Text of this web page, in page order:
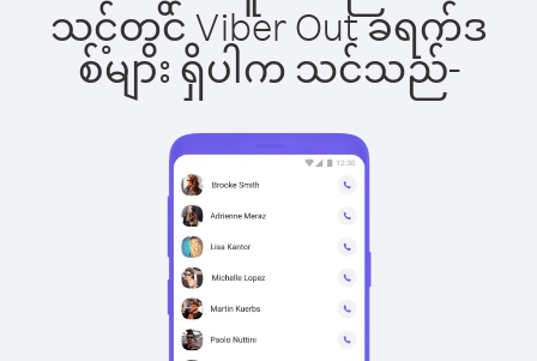
သင့်တွင် Viber Out ခရက်ဒ
စ်များ ရှိပါက သင်သည်-